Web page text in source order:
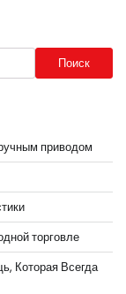
Поиск
приводом
торговле
Которая Всегда